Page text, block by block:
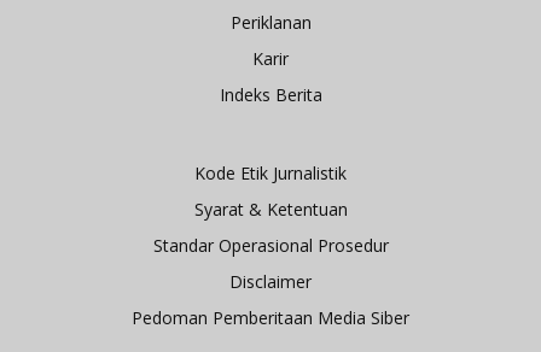
Periklanan
Karir
Indeks Berita
Kode Etik Jurnalistik
Syarat & Ketentuan
Standar Operasional Prosedur
Disclaimer
Pedoman Pemberitaan Media Siber